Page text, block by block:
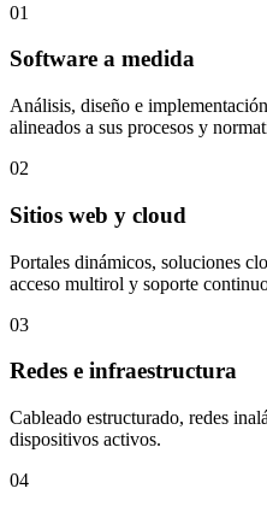
01
Software a medida
Análisis, diseño e
alineados a sus procesos y
02
Sitios web y cloud
Portales dinámicos, soluciones
acceso multirol y soporte
03
Redes e infraestructura
Cableado estructurado, redes
dispositivos activos.
04